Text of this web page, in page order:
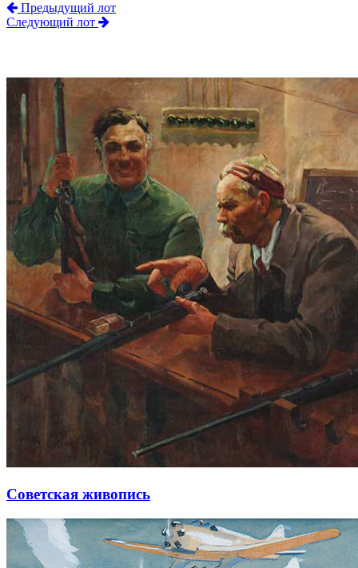
Предыдущий лот
Следующий лот
Советская живопись